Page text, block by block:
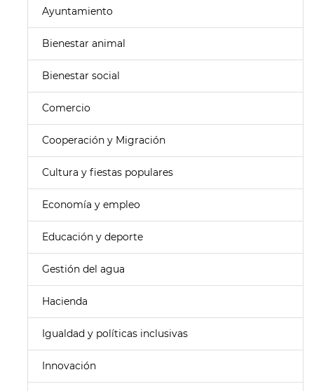
Ayuntamiento
Bienestar animal
Bienestar social
Comercio
Cooperación y Migración
Cultura y fiestas populares
Economía y empleo
Educación y deporte
Gestión del agua
Hacienda
Igualdad y políticas inclusivas
Innovación